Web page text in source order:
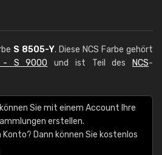
S 8505-Y. Diese NCS Farbe gehört
- S 9000 und ist Teil des NCS-
Sie mit einem Account Ihre
erstellen.
Konto? Dann können Sie kostenlos